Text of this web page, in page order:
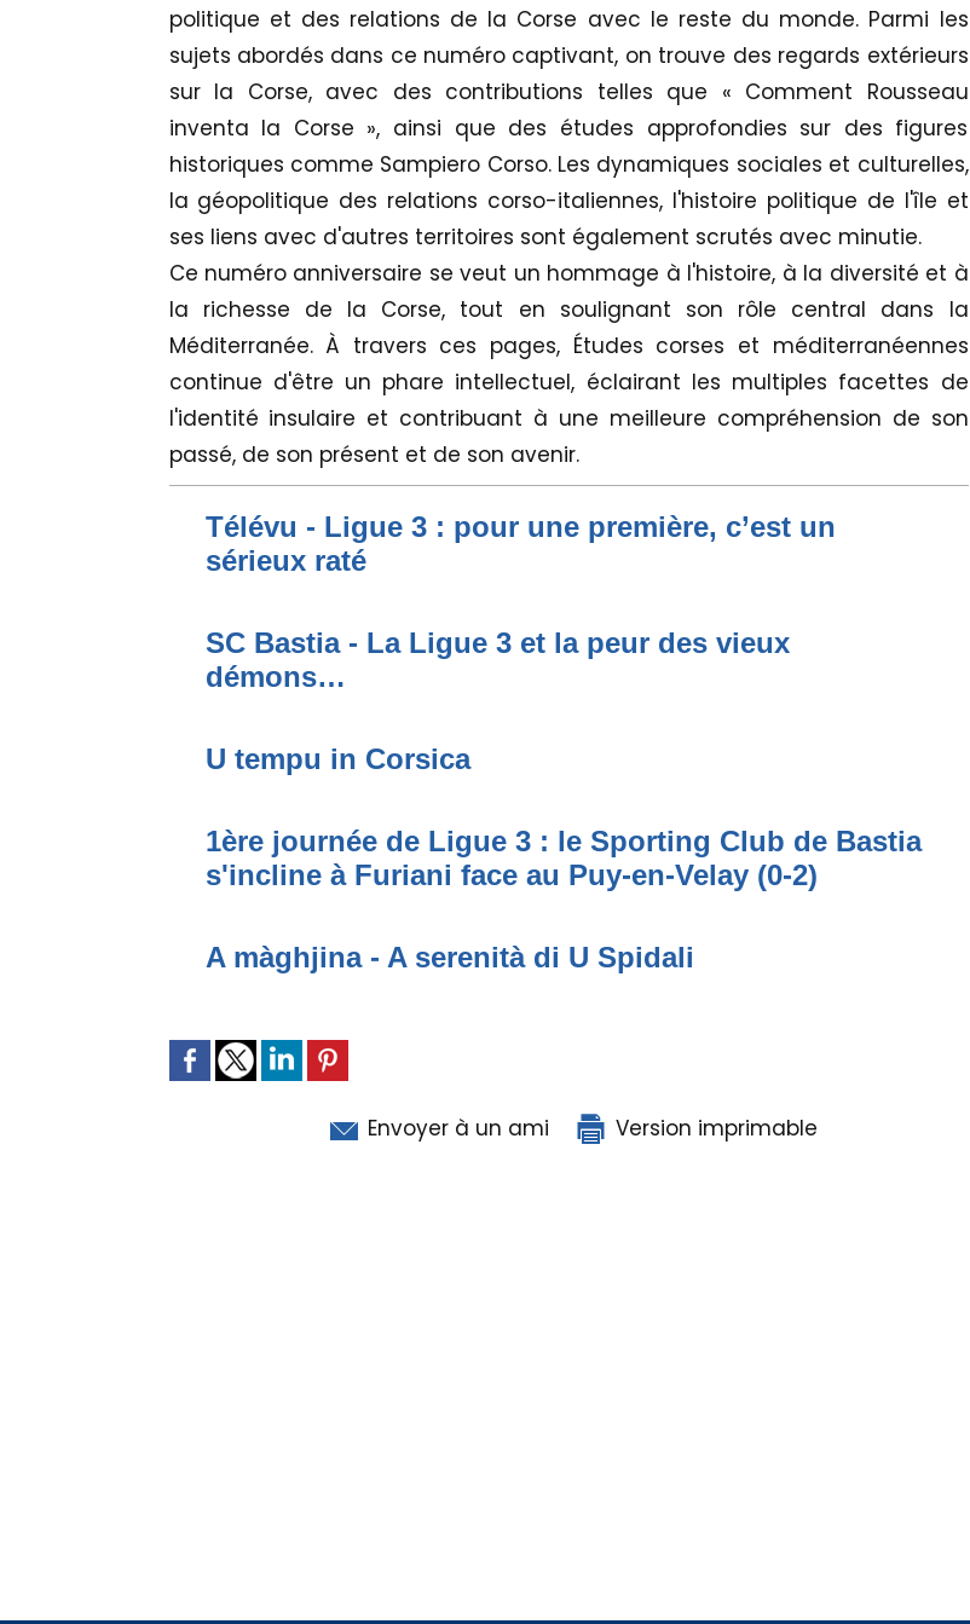
politique et des relations de la Corse avec le reste du monde. Parmi les
sujets abordés dans ce numéro captivant, on trouve des regards extérieurs
sur la Corse, avec des contributions telles que « Comment Rousseau
inventa la Corse », ainsi que des études approfondies sur des figures
historiques comme Sampiero Corso. Les dynamiques sociales et culturelles,
la géopolitique des relations corso-italiennes, l'histoire politique de l'île et
ses liens avec d'autres territoires sont également scrutés avec minutie.
Ce numéro anniversaire se veut un hommage à l'histoire, à la diversité et à
la richesse de la Corse, tout en soulignant son rôle central dans la
Méditerranée. À travers ces pages, Études corses et méditerranéennes
continue d'être un phare intellectuel, éclairant les multiples facettes de
l'identité insulaire et contribuant à une meilleure compréhension de son
passé, de son présent et de son avenir.
Télévu - Ligue 3 : pour une première, c’est un
sérieux raté
SC Bastia - La Ligue 3 et la peur des vieux
démons…
U tempu in Corsica
1ère journée de Ligue 3 : le Sporting Club de Bastia
s'incline à Furiani face au Puy-en-Velay (0-2)
A màghjina - A serenità di U Spidali
Envoyer à un ami Version imprimable
Régie publicitaire Mentions légales Nous contacter